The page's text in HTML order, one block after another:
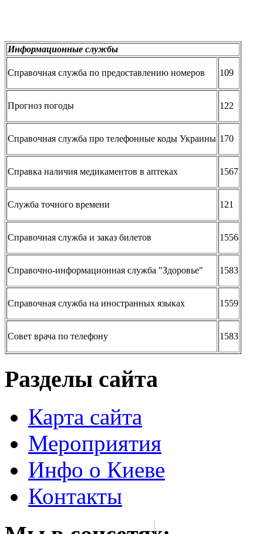
Информационные службы
Справочная служба по предоставлению номеров 109
Прогноз погоды 122
Справочная служба про телефонные коды Украины 170
Справка наличия медикаментов в аптеках 1567
Служба точного времени 121
Справочная служба и заказ билетов 1556
Справочно-информационная служба "Здоровье" 1583
Справочная служба на иностранных языках 1559
Совет врача по телефону 1583
Разделы сайта
Карта сайта
Мероприятия
Инфо о Киеве
Контакты